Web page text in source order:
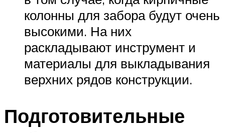
колонны для забора будут очень
высокими. На них
раскладывают инструмент и
материалы для выкладывания
верхних рядов конструкции.
Подготовительные